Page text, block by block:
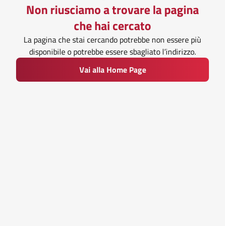
Non riusciamo a trovare la pagina
che hai cercato
La pagina che stai cercando potrebbe non essere più
disponibile o potrebbe essere sbagliato l’indirizzo.
Vai alla Home Page